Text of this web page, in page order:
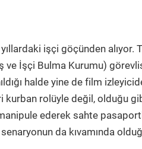
işçi göçünden
İşçi Bulma Kurumu)
halde yine de film
kurban rolüyle değil, olduğu
ederek sahte
da kıvamında